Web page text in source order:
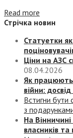
Read more
Стрічка новин
Статуетки
Ціни на АЗС
08.04.2026
Як працюють
війни:
Встигни бути
з
На
власників